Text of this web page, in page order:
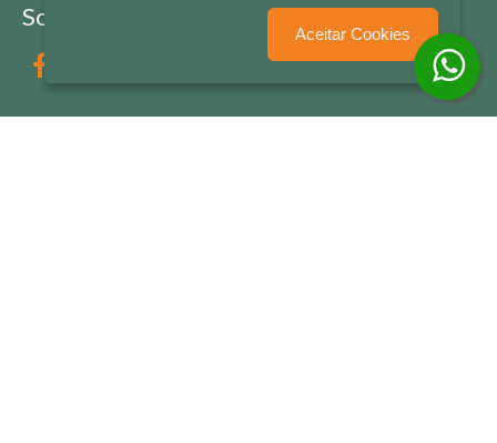
Socialize conosco
Aceitar Cookies